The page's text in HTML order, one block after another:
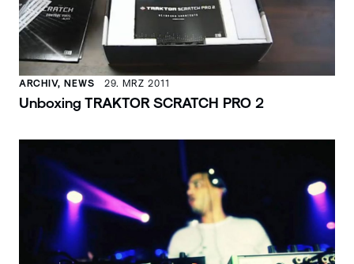
ARCHIV, NEWS 29. MRZ 2011
Unboxing TRAKTOR SCRATCH PRO 2